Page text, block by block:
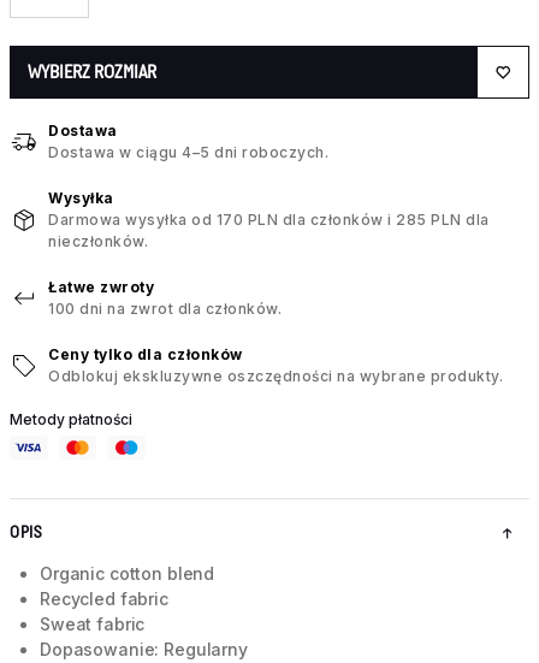
WYBIERZ ROZMIAR
Dostawa
Dostawa w ciągu 4–5 dni roboczych.
Wysyłka
Darmowa wysyłka od 170 PLN dla członków i 285 PLN dla
nieczłonków.
Łatwe zwroty
100 dni na zwrot dla członków.
Ceny tylko dla członków
Odblokuj ekskluzywne oszczędności na wybrane produkty.
Metody płatności
OPIS
Organic cotton blend
Recycled fabric
Sweat fabric
Dopasowanie: Regularny